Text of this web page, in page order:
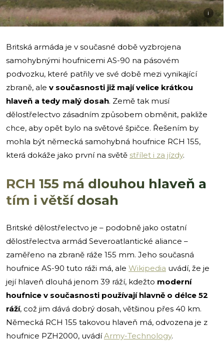
i
Britská armáda je v současné době vyzbrojena
samohybnými houfnicemi AS-90 na pásovém
podvozku, které patřily ve své době mezi vynikající
zbraně, ale v současnosti již mají velice krátkou
hlaveň a tedy malý dosah. Země tak musí
dělostřelectvo zásadním způsobem obměnit, pakliže
chce, aby opět bylo na světové špičce. Řešením by
mohla být německá samohybná houfnice RCH 155,
která dokáže jako první na světě střílet i za jízdy.
RCH 155 má dlouhou hlaveň a
tím i větší dosah
Britské dělostřelectvo je – podobně jako ostatní
dělostřelectva armád Severoatlantické aliance –
zaměřeno na zbraně ráže 155 mm. Jeho současná
houfnice AS-90 tuto ráži má, ale Wikipedia uvádí, že je
její hlaveň dlouhá jenom 39 ráží, kdežto moderní
houfnice v současnosti používají hlavně o délce 52
ráží, což jim dává dobrý dosah, většinou přes 40 km.
Německá RCH 155 takovou hlaveň má, odvozena je z
houfnice PZH2000, uvádíArmy-Technology.